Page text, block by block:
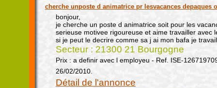
cherche unposte d animatrice pr lesvacances depaques
bonjour,
je cherche un poste d animatrice soit pour les
serieuse motivee rigoureuse et aime travailler avec
si je peut le decrire comme sa j ai mon bafa je
Secteur : 21300 21 Bourgogne
Prix : a definir avec l employeu - Ref. ISE-
26/02/2010.
Détail de l'annonce